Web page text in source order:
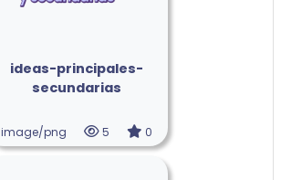
ideas-principales-
secundarias
image/png 5 0